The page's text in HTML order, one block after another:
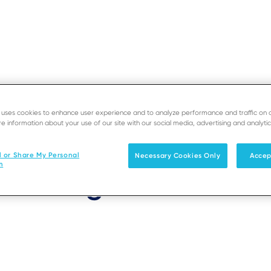
Soluções Produtos & Serviços Parceiros
Palm Vein
the
uses cookies to enhance user experience and to analyze performance and traffic on
information about your use of our site with our social media, advertising and
or Share My Personal
Necessary Cookies Only